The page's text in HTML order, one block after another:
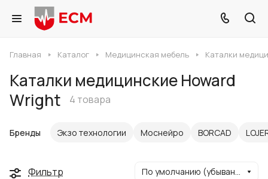
Главная Каталог Медицинская мебель Каталки
Каталки медицинские Howard
Wright
4 товара
Бренды Экзо технологии Моснейро BORCAD
Фильтр По умолчанию (убывание)